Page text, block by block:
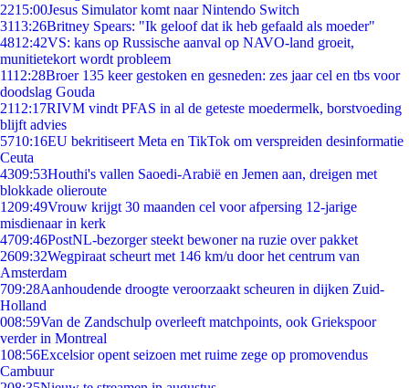
2215:00Jesus Simulator komt naar Nintendo Switch
3113:26Britney Spears: "Ik geloof dat ik heb gefaald als moeder"
4812:42VS: kans op Russische aanval op NAVO-land groeit,
munitietekort wordt probleem
1112:28Broer 135 keer gestoken en gesneden: zes jaar cel en tbs voor
doodslag Gouda
2112:17RIVM vindt PFAS in al de geteste moedermelk, borstvoeding
blijft advies
5710:16EU bekritiseert Meta en TikTok om verspreiden desinformatie
Ceuta
4309:53Houthi's vallen Saoedi-Arabië en Jemen aan, dreigen met
blokkade olieroute
1209:49Vrouw krijgt 30 maanden cel voor afpersing 12-jarige
misdienaar in kerk
4709:46PostNL-bezorger steekt bewoner na ruzie over pakket
2609:32Wegpiraat scheurt met 146 km/u door het centrum van
Amsterdam
709:28Aanhoudende droogte veroorzaakt scheuren in dijken Zuid-
Holland
008:59Van de Zandschulp overleeft matchpoints, ook Griekspoor
verder in Montreal
108:56Excelsior opent seizoen met ruime zege op promovendus
Cambuur